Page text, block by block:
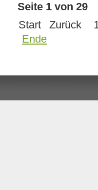
Seite 1 von 29
Start
Zurück
Ende